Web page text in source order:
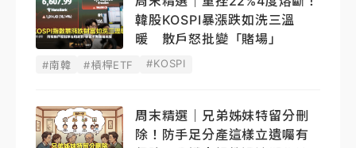
韓股KOSPI暴漲跌如洗三溫
暖 散戶怒批變「賭場」
#南韓 #槓桿ETF #KOSPI
周末精選｜兄弟姊妹特留分刪
除！防手足分產這樣立遺囑有